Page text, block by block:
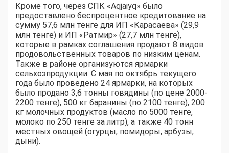
Кроме того, через СПК «Aqjaiyq» было
предоставлено беспроцентное кредитование на
сумму 57,6 млн тенге для ИП «Карасаева» (29,9
млн тенге) и ИП «Ратмир» (27,7 млн тенге),
которые в рамках соглашения продают 8 видов
продовольственных товаров по низким ценам.
Также в районе организуются ярмарки
сельхозпродукции. С мая по октябрь текущего
года было проведено 24 ярмарки, на которых
было продано 3,6 тонны говядины (по цене 2000-
2200 тенге), 500 кг баранины (по 2100 тенге), 200
кг молочных продуктов (масло по 5000 тенге,
молоко по 250 тенге за литр), а также 40 тонн
местных овощей (огурцы, помидоры, арбузы,
дыни).